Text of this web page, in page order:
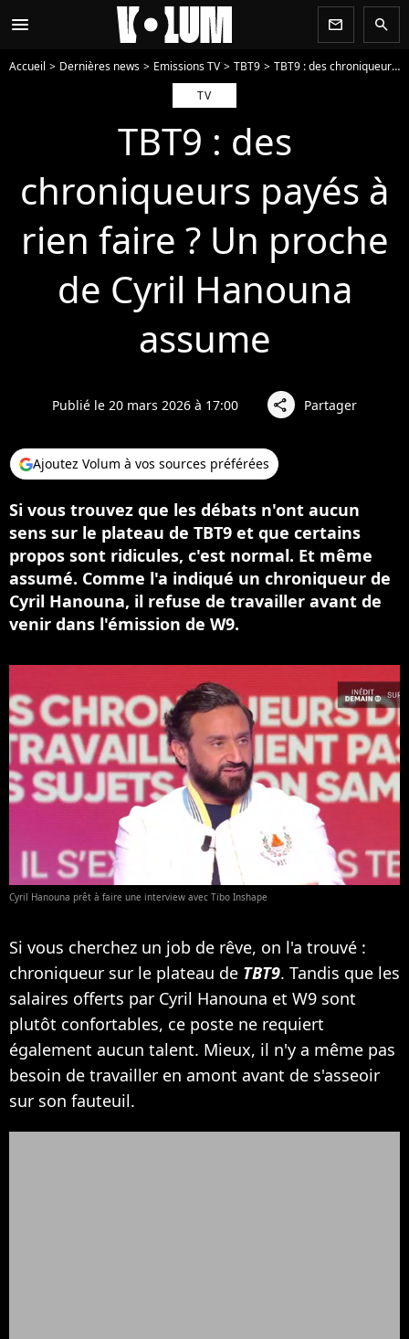
menu newsletter search
Accueil Dernières news Emissions TV TBT9
TBT9 : des chroniqueurs payés à rien faire ? Un proche de Cyril Hanouna assume
TV
TBT9 : des
chroniqueurs payés à
rien faire ? Un proche
de Cyril Hanouna
assume
Publié le 20 mars 2026 à 17:00 share Partager
Ajoutez Volum à vos sources préférées
Si vous trouvez que les débats n'ont aucun
sens sur le plateau de TBT9 et que certains
propos sont ridicules, c'est normal. Et même
assumé. Comme l'a indiqué un chroniqueur de
Cyril Hanouna, il refuse de travailler avant de
venir dans l'émission de W9.
Cyril Hanouna prêt à faire une interview avec Tibo Inshape
Si vous cherchez un job de rêve, on l'a trouvé :
chroniqueur sur le plateau de TBT9. Tandis que les
salaires offerts par Cyril Hanouna et W9 sont
plutôt confortables, ce poste ne requiert
également aucun talent. Mieux, il n'y a même pas
besoin de travailler en amont avant de s'asseoir
sur son fauteuil.